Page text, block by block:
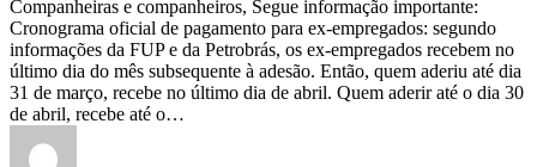
Companheiras e companheiros, Segue informação importante:
Cronograma oficial de pagamento para ex-empregados: segundo
informações da FUP e da Petrobrás, os ex-empregados recebem no
último dia do mês subsequente à adesão. Então, quem aderiu até dia
31 de março, recebe no último dia de abril. Quem aderir até o dia 30
de abril, recebe até o…